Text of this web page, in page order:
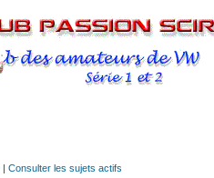
| Consulter les sujets actifs